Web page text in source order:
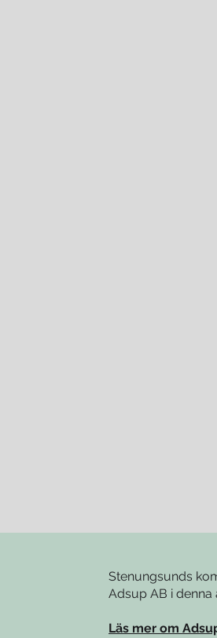
Stenungsunds
Adsup AB i
Läs mer om